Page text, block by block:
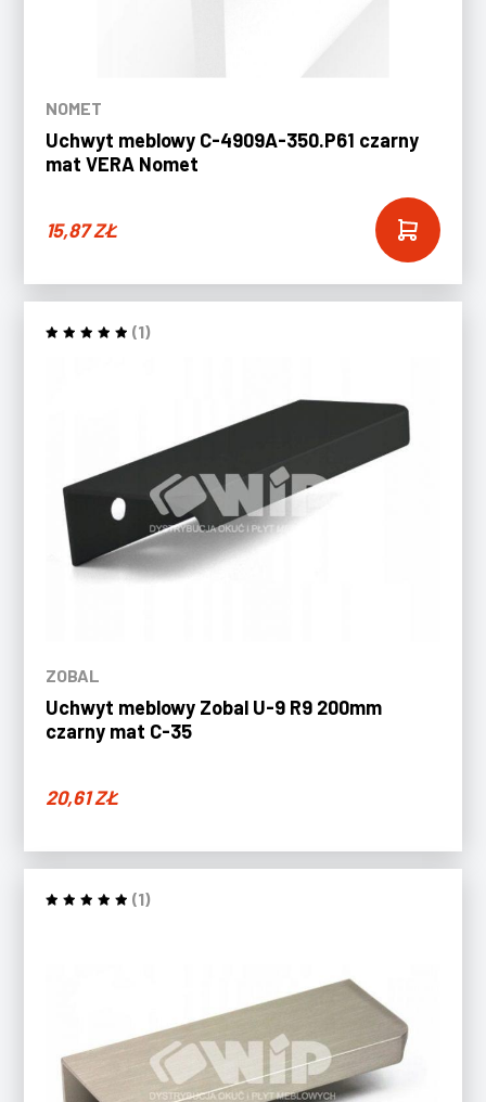
NOMET
Uchwyt meblowy C-4909A-350.P61 czarny
mat VERA Nomet
15,87ZŁ
(1)
ZOBAL
Uchwyt meblowy Zobal U-9 R9 200mm
czarny mat C-35
20,61ZŁ
(1)